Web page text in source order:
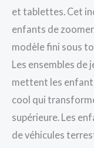
et tablettes. Cet
enfants de
modèle fini sous
Les ensembles de
mettent les
cool qui
supérieure. Les
de véhicules